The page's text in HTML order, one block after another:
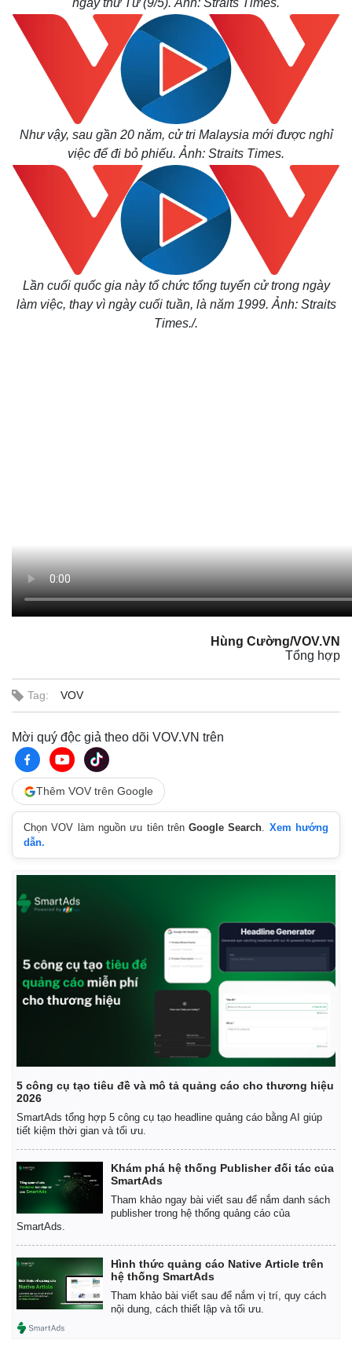
Pháp luật
Tư vấn luật
ngày thứ Tư (9/5). Ảnh: Straits Times.
Như vậy, sau gần 20 năm, cử tri Malaysia mới được nghỉ
việc để đi bỏ phiếu. Ảnh: Straits Times.
Lần cuối quốc gia này tổ chức tổng tuyển cử trong ngày
làm việc, thay vì ngày cuối tuần, là năm 1999. Ảnh: Straits
Times./.
Hùng Cường/VOV.VN
Tổng hợp
Tag: VOV
Mời quý độc giả theo dõi VOV.VN trên
Thêm VOV trên Google
Chọn VOV làm nguồn ưu tiên trênGoogle Search. Xem hướng
dẫn.
5 công cụ tạo tiêu đề và mô tả quảng cáo cho thương hiệu
2026
SmartAds tổng hợp 5 công cụ tạo headline quảng cáo bằng AI giúp
tiết kiệm thời gian và tối ưu.
Khám phá hệ thống Publisher đối tác của
SmartAds
Tham khảo ngay bài viết sau để nắm danh sách
publisher trong hệ thống quảng cáo của
SmartAds.
Hình thức quảng cáo Native Article trên
hệ thống SmartAds
Tham khảo bài viết sau để nắm vị trí, quy cách
nội dung, cách thiết lập và tối ưu.